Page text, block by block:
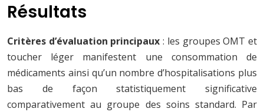
Résultats
Critères d’évaluation principaux : les groupes OMT et
toucher léger manifestent une consommation de
médicaments ainsi qu’un nombre d’hospitalisations plus
bas de façon statistiquement significative
comparativement au groupe des soins standard. Par